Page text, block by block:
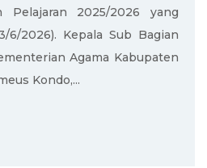
Pelajaran 2025/2026 yang
6/2026). Kepala Sub Bagian
Agama Kabupaten
Kondo,...